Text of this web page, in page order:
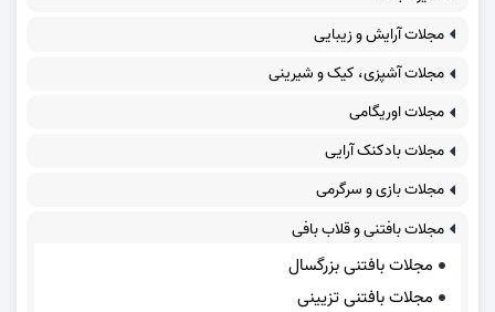
مجلات آرایش و زیبایی
مجلات آشپزی، کیک و شیرینی
مجلات اوریگامی
مجلات بادکنک آرایی
مجلات بازی و سرگرمی
مجلات بافتنی و قلاب بافی
مجلات بافتنی بزرگسال
مجلات بافتنی تزیینی